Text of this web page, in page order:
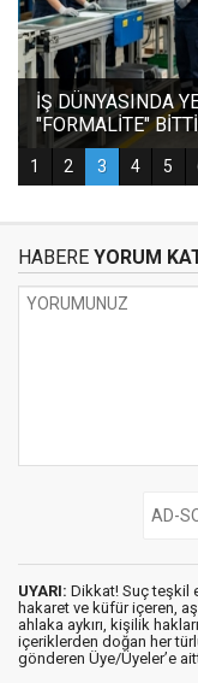
HABERE YORUM
UYARI: Dikkat! Suç teşkil
hakaret ve küfür içeren,
ahlaka aykırı, kişilik
içeriklerden doğan her
gönderen Üye/Üyeler’e